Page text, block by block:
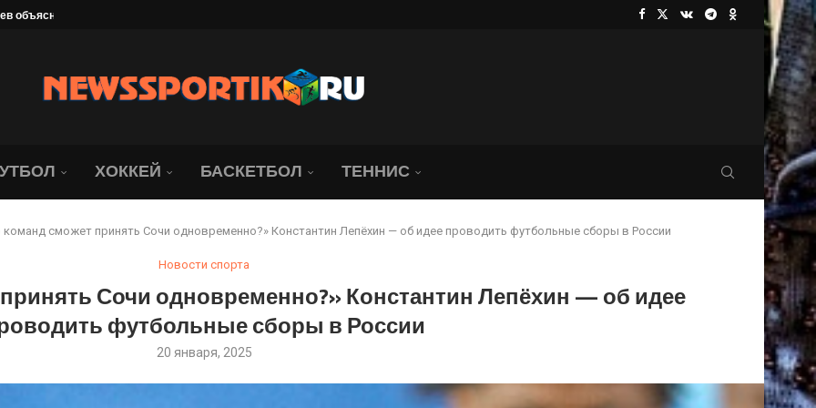
ХОККЕЙ БАСКЕТБОЛ ТЕННИС
команд сможет принять Сочи одновременно?» Константин Лепёхин — об идее проводить футбольные сборы в России
Новости спорта
Сочи одновременно?» Константин Лепёхин — об идее
футбольные сборы в России
20 января, 2025